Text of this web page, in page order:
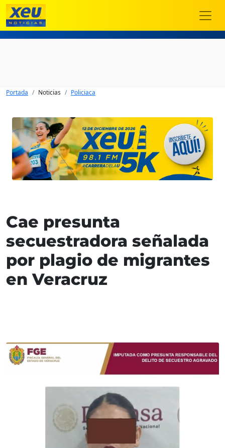
Portada Noticias Policiaca
Cae presunta
secuestradora señalada
por plagio de migrantes
en Veracruz